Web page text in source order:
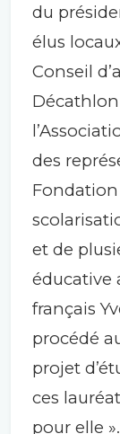
du
élus
Conseil
des
et de
éducative
français
procédé
projet
ces
pour elle ».